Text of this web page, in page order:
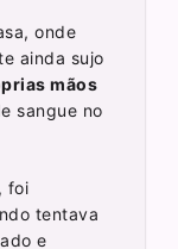
onde
ainda sujo
mãos
sangue no
, foi
tentava
e